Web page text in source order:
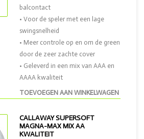
TOEVOEGEN AAN WINKELWAGEN
balcontact
• Voor de speler met een lage
swingsnelheid
• Meer controle op en om de green
door de zeer zachte cover
• Geleverd in een mix van AAA en
AAAA kwaliteit
CALLAWAY SUPERSOFT
MAGNA-MAX MIX AA
KWALITEIT